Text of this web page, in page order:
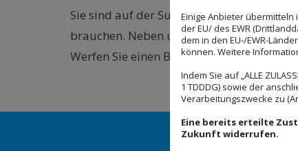
Sie sind auf der Suche nach einem
brauchen. Neben unserer
Werfen Sie einen Blick auf unsere
Einige Anbieter
der EU/ des EWR
dem in den EU-/EWR-
können. Weitere
Indem Sie auf „ALLE
1 TDDDG) sowie der
Verarbeitungszwecke zu
Eine bereits erteilte
Zukunft widerrufen.